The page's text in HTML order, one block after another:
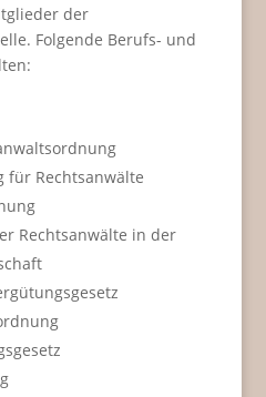
der
Folgende Berufs- und
für Rechtsanwälte
Rechtsanwälte in der